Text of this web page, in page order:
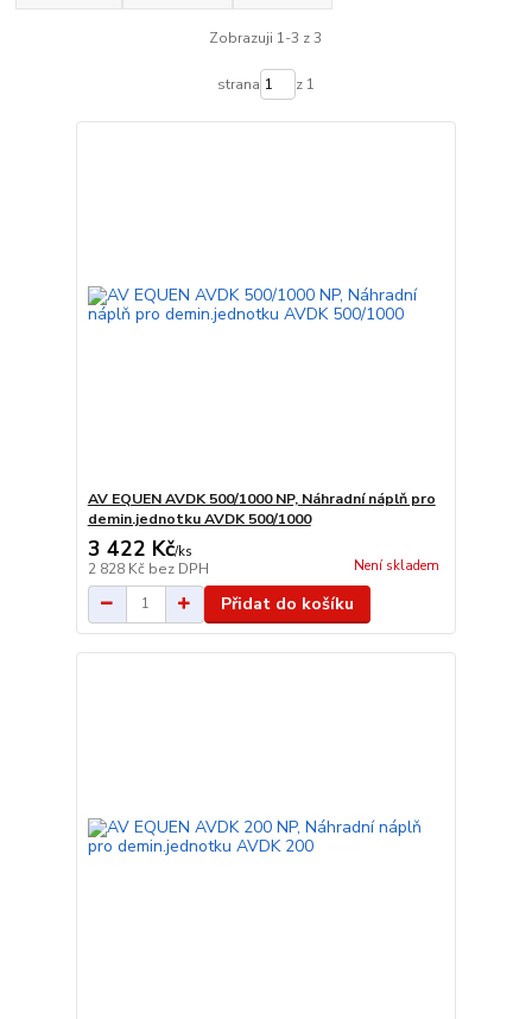
Zobrazuji 1-3 z 3
strana z 1
AV EQUEN AVDK 500/1000 NP, Náhradní náplň pro
demin.jednotku AVDK 500/1000
3 422 Kč/ks
2 828 Kč bez DPH Není skladem
Přidat do košíku